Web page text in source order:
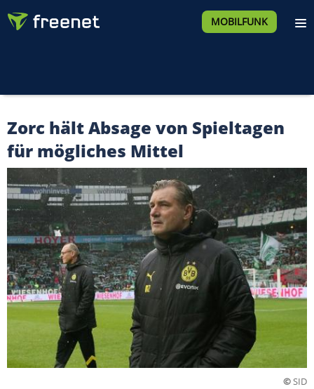
MOBILFUNK
Zorc hält Absage von Spieltagen
für mögliches Mittel
©SID